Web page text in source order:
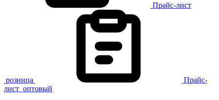
Прайс-лист
розница
Прайс-
лист оптовый